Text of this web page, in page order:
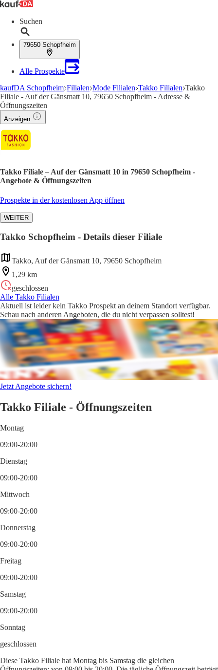
Suchen
79650 Schopfheim
Alle Prospekte
kaufDA Schopfheim Filialen Mode Filialen Takko Filialen Takko
Filiale - Auf der Gänsmatt 10, 79650 Schopfheim - Adresse &
Öffnungszeiten
Anzeigen
Takko Filiale – Auf der Gänsmatt 10 in 79650 Schopfheim -
Angebote & Öffnungszeiten
Prospekte in der kostenlosen App öffnen
WEITER
Takko Schopfheim - Details dieser Filiale
Takko, Auf der Gänsmatt 10, 79650 Schopfheim
1,29 km
geschlossen
Alle Takko Filialen
Aktuell ist leider kein Takko Prospekt an deinem Standort verfügbar.
Schau nach anderen Angeboten, die du nicht verpassen solltest!
Jetzt Angebote sichern!
Takko Filiale - Öffnungszeiten
Montag
09:00-20:00
Dienstag
09:00-20:00
Mittwoch
09:00-20:00
Donnerstag
09:00-20:00
Freitag
09:00-20:00
Samstag
09:00-20:00
Sonntag
geschlossen
Diese Takko Filiale hat Montag bis Samstag die gleichen